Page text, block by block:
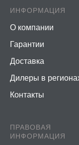
ИНФОРМАЦИЯ
О компании
Гарантии
Доставка
Дилеры в
Контакты
ПРАВОВАЯ
ИНФОРМАЦИЯ